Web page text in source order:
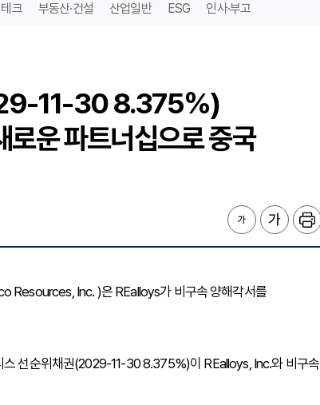
테크 부동산·건설 산업일반 ESG 인사·부고
11-30 8.375%)
운 파트너십으로 중국
Resources, Inc. )은 REalloys가 비구속 양해각서를
선순위채권(2029-11-30 8.375%)이 REalloys, Inc.와 비구속